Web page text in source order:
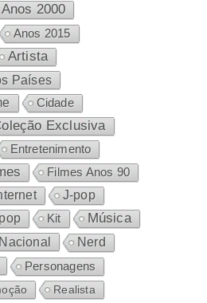
Anos 2000
Anos 2015
Artista
Países
Cidade
Exclusiva
Entretenimento
Filmes Anos 90
J-pop
Kit Música
Nacional Nerd
Personagens
Realista